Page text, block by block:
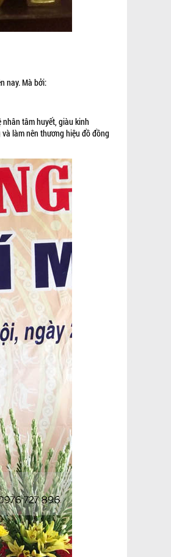
nay. Mà bởi:
tâm huyết, giàu kinh
làm nên thương hiệu đồ đồng